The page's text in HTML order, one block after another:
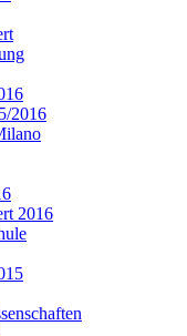
2016
2016